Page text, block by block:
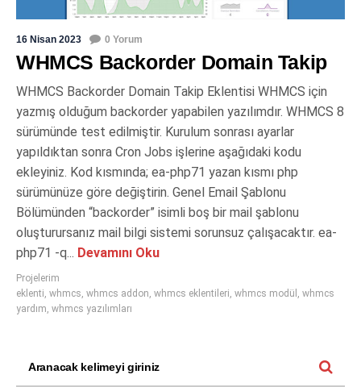
16 Nisan 2023 0 Yorum
WHMCS Backorder Domain Takip
WHMCS Backorder Domain Takip Eklentisi WHMCS için
yazmış olduğum backorder yapabilen yazılımdır. WHMCS 8
sürümünde test edilmiştir. Kurulum sonrası ayarlar
yapıldıktan sonra Cron Jobs işlerine aşağıdaki kodu
ekleyiniz. Kod kısmında; ea-php71 yazan kısmı php
sürümünüze göre değiştirin. Genel Email Şablonu
Bölümünden “backorder” isimli boş bir mail şablonu
oluşturursanız mail bilgi sistemi sorunsuz çalışacaktır. ea-
php71 -q... Devamını Oku
Projelerim
eklenti, whmcs, whmcs addon, whmcs eklentileri, whmcs modül , whmcs
yardım, whmcs yazılımları